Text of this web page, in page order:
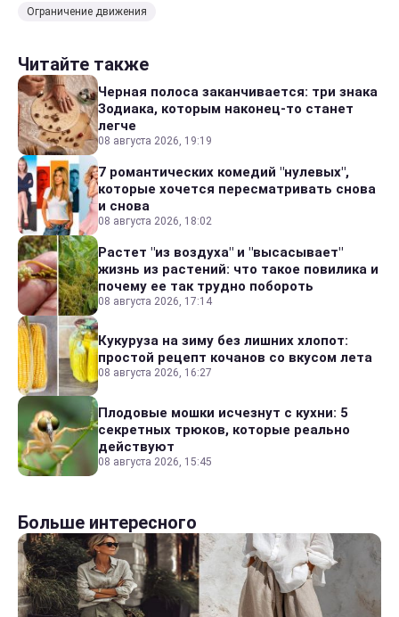
Ограничение движения
Читайте также
Черная полоса заканчивается: три знака
Зодиака, которым наконец-то станет
легче
08 августа 2026, 19:19
7 романтических комедий "нулевых",
которые хочется пересматривать снова
и снова
08 августа 2026, 18:02
Растет "из воздуха" и "высасывает"
жизнь из растений: что такое повилика и
почему ее так трудно побороть
08 августа 2026, 17:14
Кукуруза на зиму без лишних хлопот:
простой рецепт кочанов со вкусом лета
08 августа 2026, 16:27
Плодовые мошки исчезнут с кухни: 5
секретных трюков, которые реально
действуют
08 августа 2026, 15:45
Больше интересного